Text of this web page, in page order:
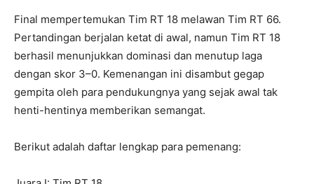
Final mempertemukan Tim RT 18 melawan Tim RT 66.
Pertandingan berjalan ketat di awal, namun Tim RT 18
berhasil menunjukkan dominasi dan menutup laga
dengan skor 3–0. Kemenangan ini disambut gegap
gempita oleh para pendukungnya yang sejak awal tak
henti-hentinya memberikan semangat.
Berikut adalah daftar lengkap para pemenang: